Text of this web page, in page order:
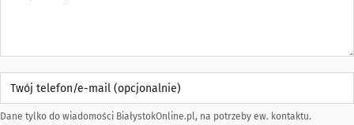
Dane tylko do wiadomości BiałystokOnline.pl, na potrzeby ew. kontaktu.